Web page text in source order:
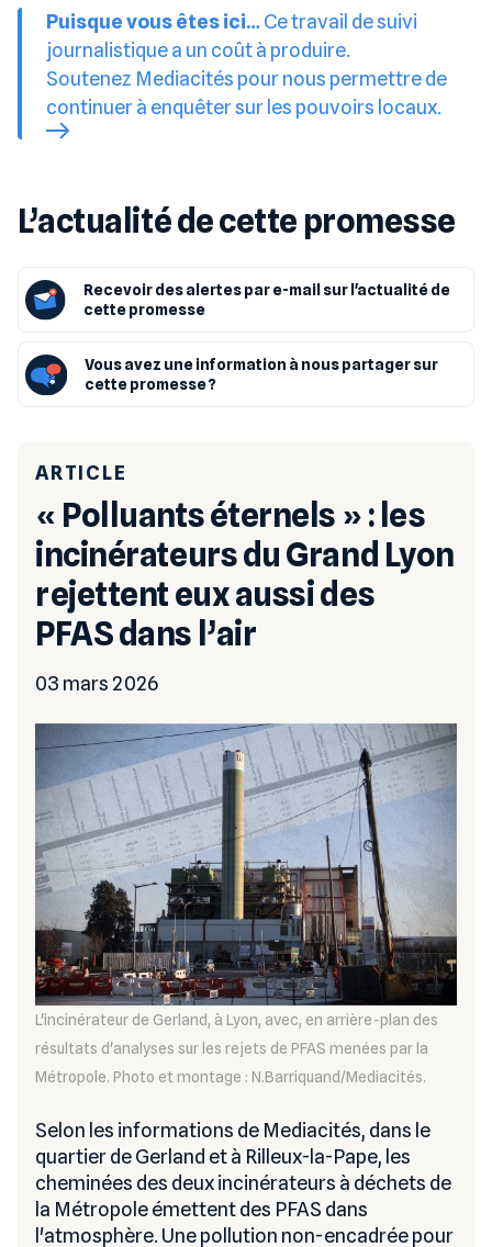
Puisque vous êtes ici…Ce travail de suivi
journalistique a un coût à produire.
Soutenez Mediacités pour nous permettre de
continuer à enquêter sur les pouvoirs locaux.
L’actualité de cette promesse
Recevoir des alertes par e-mail sur l'actualité de
cette promesse
Vous avez une information à nous partager sur
cette promesse ?
ARTICLE
« Polluants éternels » : les
incinérateurs du Grand Lyon
rejettent eux aussi des
PFAS dans l’air
03 mars 2026
L'incinérateur de Gerland, à Lyon, avec, en arrière-plan des
résultats d'analyses sur les rejets de PFAS menées par la
Métropole. Photo et montage : N.Barriquand/Mediacités.
Selon les informations de Mediacités, dans le
quartier de Gerland et à Rilleux-la-Pape, les
cheminées des deux incinérateurs à déchets de
la Métropole émettent des PFAS dans
l'atmosphère. Une pollution non-encadrée pour